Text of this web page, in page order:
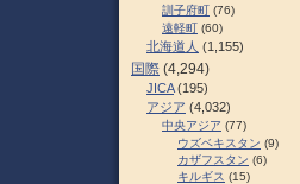
訓子府町 (76)
遠軽町 (60)
北海道人 (1,155)
国際 (4,294)
JICA(195)
アジア (4,032)
中央アジア (77)
ウズベキスタン (9)
カザフスタン (6)
キルギス (15)